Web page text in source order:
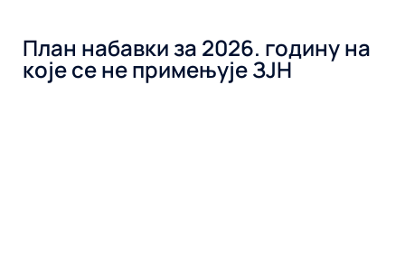
План набавки за 2026. годину на
које се не примењује ЗЈН